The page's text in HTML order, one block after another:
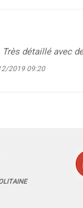
détaillé avec
2019 09:20